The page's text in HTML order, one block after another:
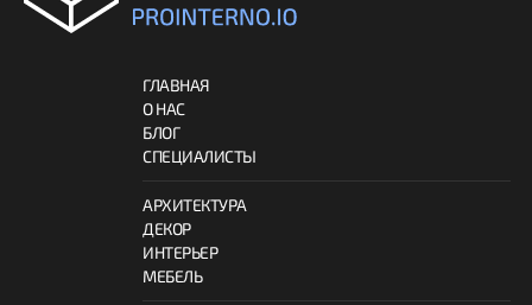
ГЛАВНАЯ
О НАС
БЛОГ
СПЕЦИАЛИСТЫ
АРХИТЕКТУРА
ДЕКОР
ИНТЕРЬЕР
МЕБЕЛЬ